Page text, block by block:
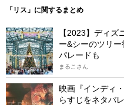
「リス」に関するまとめ
【2023】ディ
ー&シーのツリ
パレードも
まるこさん
映画『インディ
らすじをネタバ